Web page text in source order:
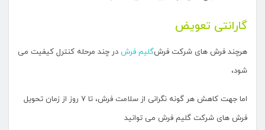
گارانتی تعویض
هرچند فرش های شرکت فرشگلیم فرش در چند مرحله کنترل کیفیت می
شود،
اما جهت کاهش هر گونه نگرانی از سلامت فرش، تا ۷ روز از زمان تحویل
فرش های شرکت گلیم فرش می توانید